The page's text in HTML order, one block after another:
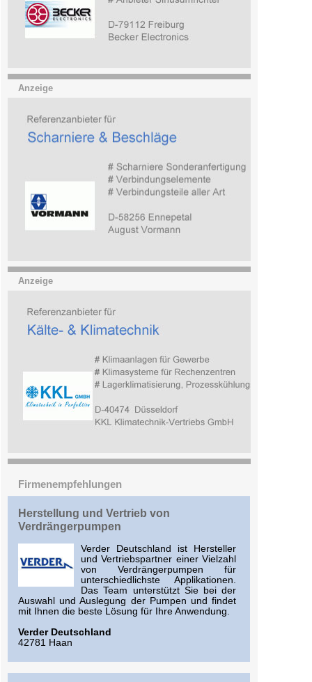
Anzeige
Anzeige
Firmenempfehlungen
Herstellung und Vertrieb von
Verdrängerpumpen
Verder Deutschland ist Hersteller
und Vertriebspartner einer Vielzahl
von Verdrängerpumpen für
unterschiedlichste Applikationen.
Das Team unterstützt Sie bei der
Auswahl und Auslegung der Pumpen und findet
mit Ihnen die beste Lösung für Ihre Anwendung.
Verder Deutschland
42781 Haan